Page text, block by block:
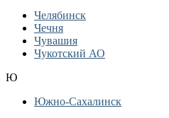
Челябинск
Чечня
Чувашия
Чукотский АО
Ю
Южно-Сахалинск